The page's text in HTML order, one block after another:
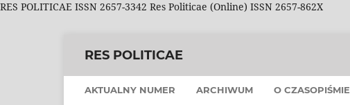
RES POLITICAE ISSN 2657-3342 Res Politicae (Online) ISSN 2657-862X
RES POLITICAE
AKTUALNY NUMER ARCHIWUM O CZASOPIŚMIE